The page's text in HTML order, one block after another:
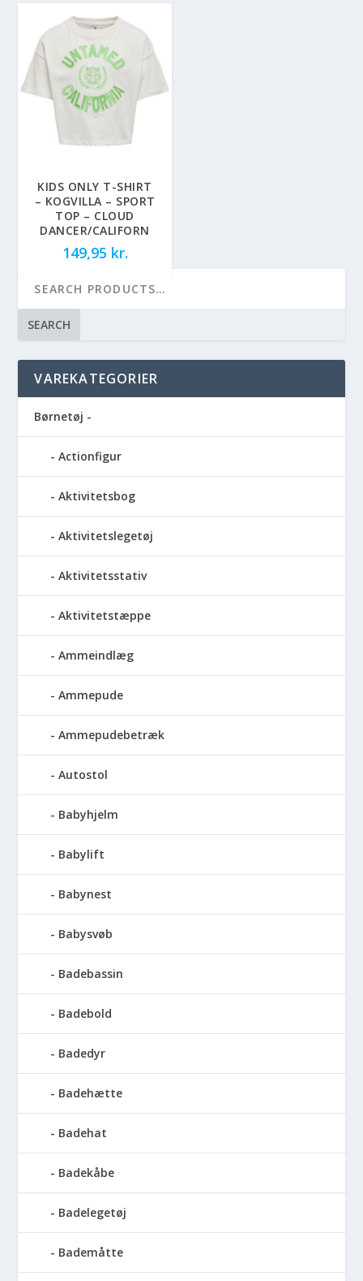
KIDS ONLY T-SHIRT
– KOGVILLA – SPORT
TOP – CLOUD
DANCER/CALIFORN
149,95 kr.
SEARCH
VAREKATEGORIER
Børnetøj -
Actionfigur
Aktivitetsbog
Aktivitetslegetøj
Aktivitetsstativ
Aktivitetstæppe
Ammeindlæg
Ammepude
Ammepudebetræk
Autostol
Babyhjelm
Babylift
Babynest
Babysvøb
Badebassin
Badebold
Badedyr
Badehætte
Badehat
Badekåbe
Badelegetøj
Bademåtte